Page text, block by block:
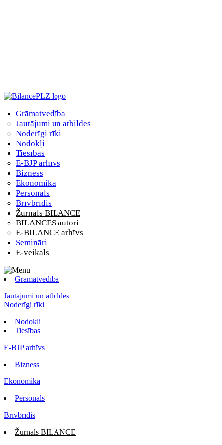
Grāmatvedība
Jautājumi un atbildes
Noderīgi rīki
Nodokļi
Tiesības
E-BJP arhīvs
Bizness
Ekonomika
Personāls
Brīvbrīdis
Žurnāls BILANCE
BILANCES autori
E-BILANCE arhīvs
Semināri
E-veikals
Grāmatvedība
Jautājumi un atbildes
Noderīgi rīki
Nodokļi
Tiesības
E-BJP arhīvs
Bizness
Ekonomika
Personāls
Brīvbrīdis
Žurnāls BILANCE